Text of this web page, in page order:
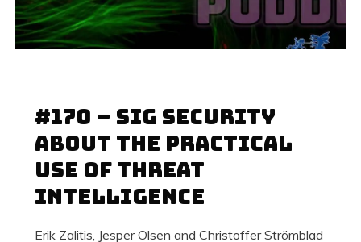
#170 – Sig Security
about the practical
use of Threat
Intelligence
Erik Zalitis, Jesper Olsen and Christoffer Strömblad